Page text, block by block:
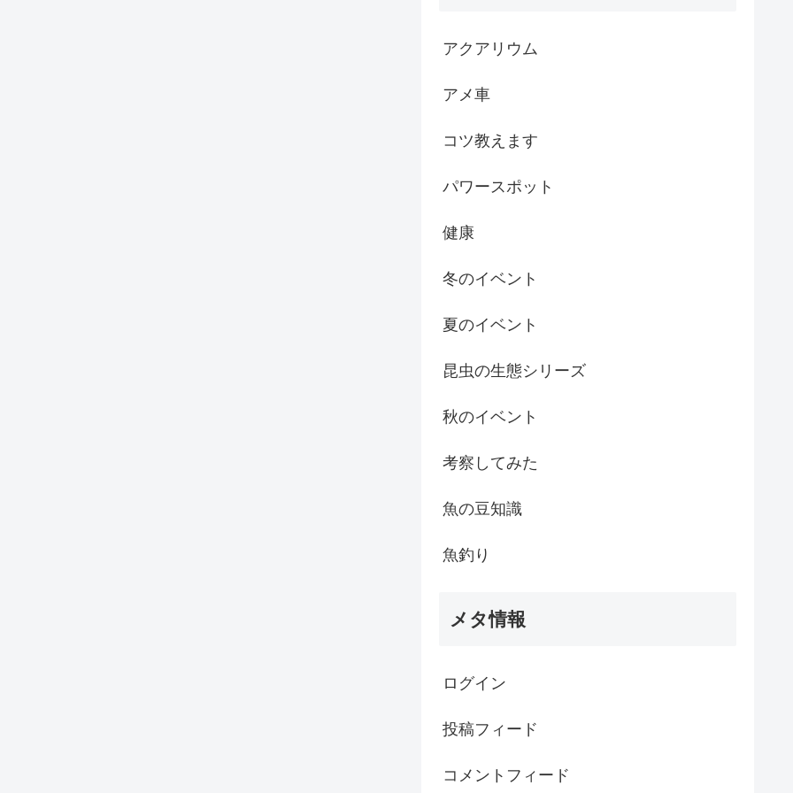
アクアリウム
アメ車
コツ教えます
パワースポット
健康
冬のイベント
夏のイベント
昆虫の生態シリーズ
秋のイベント
考察してみた
魚の豆知識
魚釣り
メタ情報
ログイン
投稿フィード
コメントフィード